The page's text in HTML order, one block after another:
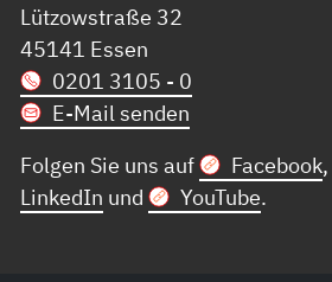
Lützowstraße 32
45141 Essen
0201 3105 - 0
E-Mail senden
Folgen Sie uns auf
Facebook,
LinkedIn und YouTube.